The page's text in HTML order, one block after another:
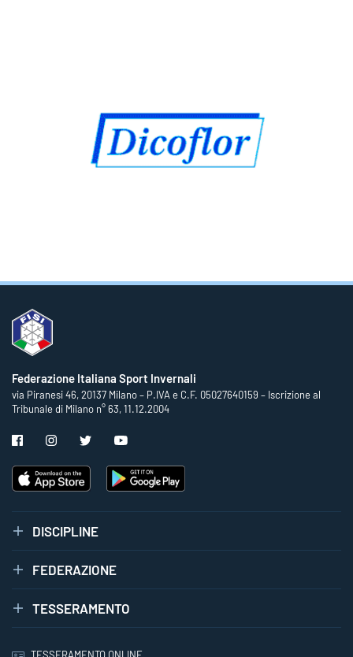
Federazione Italiana Sport Invernali
via Piranesi 46, 20137 Milano – P.IVA e C.F. 05027640159 – Iscrizione al
Tribunale di Milano n° 63, 11.12.2004
DISCIPLINE
FEDERAZIONE
TESSERAMENTO